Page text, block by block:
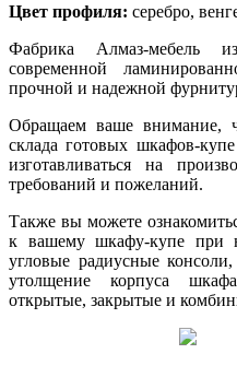
Цвет профиля: серебро,
Фабрика Алмаз-мебель
современной
прочной и надежной
Обращаем ваше внимание,
склада готовых шкафов-
изготавливаться на
требований и пожеланий.
Также вы можете
к вашему шкафу-купе при
угловые радиусные
утолщение корпуса
открытые, закрытые и